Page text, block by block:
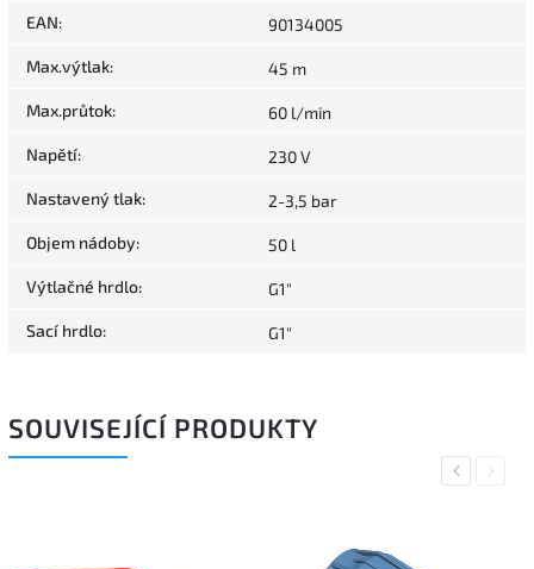
EAN: 90134005
Max.výtlak: 45 m
Max.průtok: 60 l/min
Napětí: 230 V
Nastavený tlak: 2-3,5 bar
Objem nádoby: 50 l
Výtlačné hrdlo: G1"
Sací hrdlo: G1"
SOUVISEJÍCÍ PRODUKTY
PreviousNext